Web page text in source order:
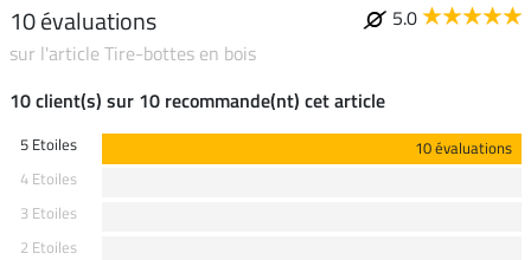
10 évaluations
5.0
sur l'article Tire-bottes en bois
10 client(s) sur 10 recommande(nt) cet article
5 Etoiles
10 évaluations
4 Etoiles
3 Etoiles
2 Etoiles